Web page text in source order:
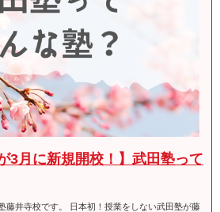
3月に新規開校！】武田塾って
藤井寺校です。 日本初！授業をしない武田塾が藤